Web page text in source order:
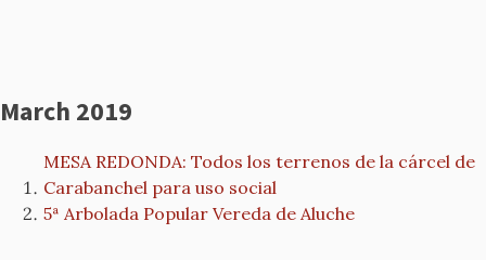
March 2019
MESA REDONDA: Todos los terrenos de la cárcel de
Carabanchel para uso social
5ª Arbolada Popular Vereda de Aluche